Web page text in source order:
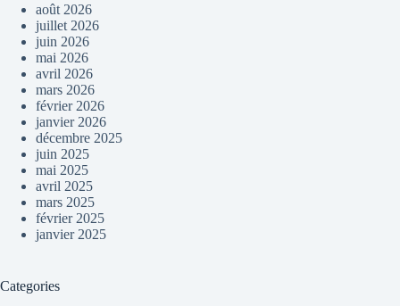
août 2026
juillet 2026
juin 2026
mai 2026
avril 2026
mars 2026
février 2026
janvier 2026
décembre 2025
juin 2025
mai 2025
avril 2025
mars 2025
février 2025
janvier 2025
Categories